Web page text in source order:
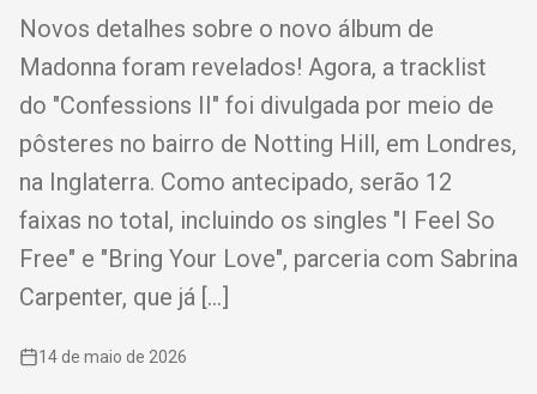
Novos detalhes sobre o novo álbum de
Madonna foram revelados! Agora, a tracklist
do "Confessions II" foi divulgada por meio de
pôsteres no bairro de Notting Hill, em Londres,
na Inglaterra. Como antecipado, serão 12
faixas no total, incluindo os singles "I Feel So
Free" e "Bring Your Love", parceria com Sabrina
Carpenter, que já […]
14 de maio de 2026